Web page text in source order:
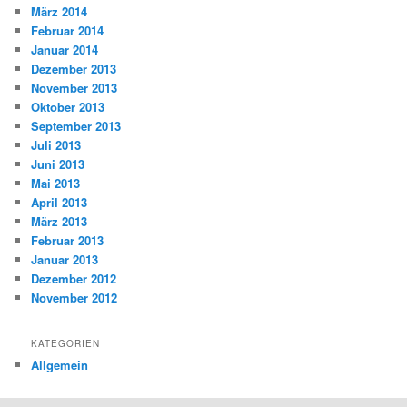
März 2014
Februar 2014
Januar 2014
Dezember 2013
November 2013
Oktober 2013
September 2013
Juli 2013
Juni 2013
Mai 2013
April 2013
März 2013
Februar 2013
Januar 2013
Dezember 2012
November 2012
KATEGORIEN
Allgemein